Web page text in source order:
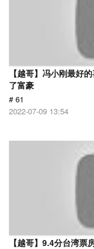
【越哥】冯小刚最好
了富豪
# 61
2022-07-09 13:54
【越哥】9.4分台湾票